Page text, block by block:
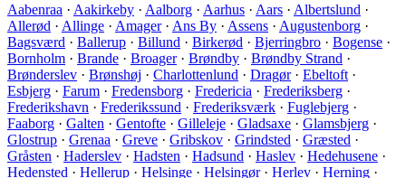
Aabenraa · Aakirkeby · Aalborg · Aarhus · Aars · Albertslund ·
Allerød · Allinge · Amager· Ans By · Assens · Augustenborg ·
Bagsværd · Ballerup · Billund · Birkerød · Bjerringbro · Bogense ·
Bornholm · Brande · Broager· Brøndby · Brøndby Strand ·
Brønderslev · Brønshøj · Charlottenlund · Dragør· Ebeltoft ·
Esbjerg · Farum · Fredensborg · Fredericia · Frederiksberg ·
Frederikshavn · Frederikssund · Frederiksværk · Fuglebjerg ·
Faaborg · Galten · Gentofte · Gilleleje · Gladsaxe · Glamsbjerg ·
Glostrup · Grenaa · Greve · Gribskov · Grindsted · Græsted ·
Gråsten · Haderslev · Hadsten · Hadsund · Haslev · Hedehusene ·
Hedensted · Hellerup · Helsinge · Helsingør· Herlev · Herning ·